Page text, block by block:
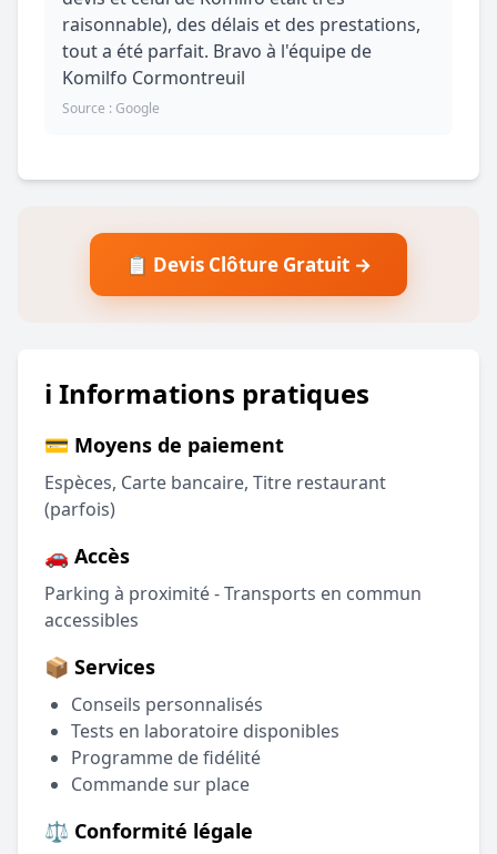
raisonnable), des délais et des prestations,
tout a été parfait. Bravo à l'équipe de
Komilfo Cormontreuil
Source : Google
📋 Devis Clôture Gratuit →
ℹ️ Informations pratiques
💳 Moyens de paiement
Espèces, Carte bancaire, Titre restaurant
(parfois)
🚗 Accès
Parking à proximité - Transports en commun
accessibles
📦 Services
Conseils personnalisés
Tests en laboratoire disponibles
Programme de fidélité
Commande sur place
⚖️ Conformité légale